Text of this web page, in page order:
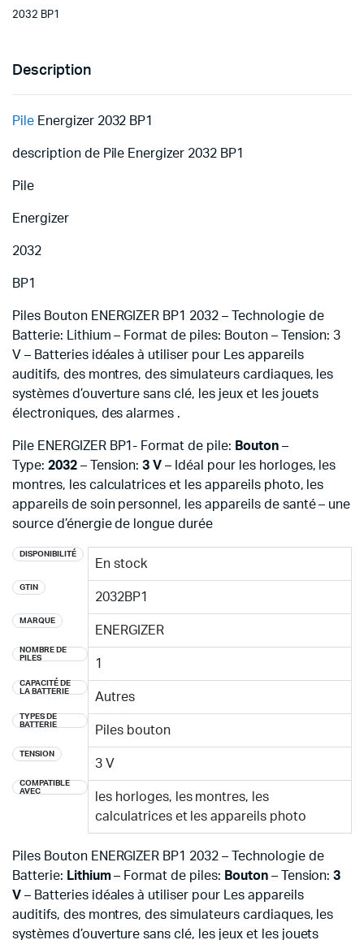
2032 BP1
Description
PileEnergizer 2032 BP1
description de Pile Energizer 2032 BP1
Pile
Energizer
2032
BP1
Piles Bouton ENERGIZER BP1 2032 – Technologie de
Batterie: Lithium – Format de piles: Bouton – Tension: 3
V – Batteries idéales à utiliser pour Les appareils
auditifs, des montres, des simulateurs cardiaques, les
systèmes d’ouverture sans clé, les jeux et les jouets
électroniques, des alarmes .
Pile ENERGIZER BP1- Format de pile: Bouton–
Type: 2032– Tension:3 V – Idéal pour les horloges, les
montres, les calculatrices et les appareils photo, les
appareils de soin personnel, les appareils de santé – une
source d’énergie de longue durée
DISPONIBILITÉ
En stock
GTIN
2032BP1
MARQUE
ENERGIZER
NOMBRE DE
PILES
1
CAPACITÉ DE
LA BATTERIE
Autres
TYPES DE
BATTERIE
Piles bouton
TENSION
3 V
COMPATIBLE
AVEC
les horloges, les montres, les
calculatrices et les appareils photo
Piles Bouton ENERGIZER BP1 2032 – Technologie de
Batterie: Lithium– Format de piles: Bouton– Tension:3
V – Batteries idéales à utiliser pour Les appareils
auditifs, des montres, des simulateurs cardiaques, les
systèmes d’ouverture sans clé, les jeux et les jouets